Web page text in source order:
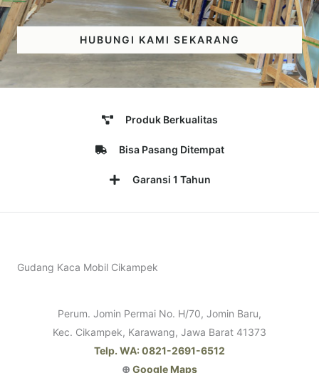
HUBUNGI KAMI SEKARANG
Produk Berkualitas
Bisa Pasang Ditempat
Garansi 1 Tahun
Gudang Kaca Mobil Cikampek
Perum. Jomin Permai No. H/70, Jomin Baru,
Kec. Cikampek, Karawang, Jawa Barat 41373
Telp. WA: 0821-2691-6512
⊕ Google Maps